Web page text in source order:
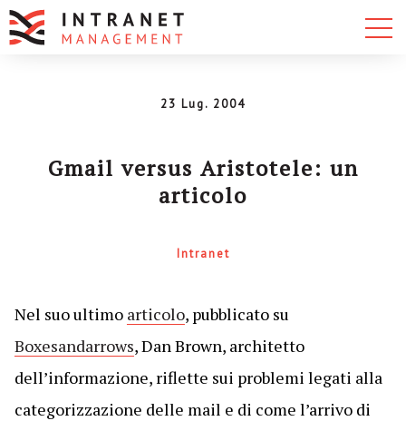
23 Lug. 2004
Gmail versus Aristotele: un
articolo
Intranet
Nel suo ultimo articolo, pubblicato su
Boxesandarrows, Dan Brown, architetto
dell’informazione, riflette sui problemi legati alla
categorizzazione delle mail e di come l’arrivo di